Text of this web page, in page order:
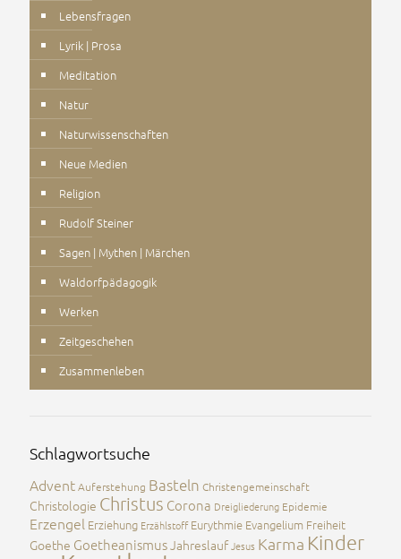
Lebensfragen
Lyrik | Prosa
Meditation
Natur
Naturwissenschaften
Neue Medien
Religion
Rudolf Steiner
Sagen | Mythen | Märchen
Waldorfpädagogik
Werken
Zeitgeschehen
Zusammenleben
Schlagwortsuche
AdventAuferstehung Basteln Christengemeinschaft
Christologie Christus Corona Dreigliederung Epidemie
Erzengel Erziehung Erzählstoff Eurythmie Evangelium Freiheit
Goethe GoetheanismusJahreslaufJesus Karma Kinder